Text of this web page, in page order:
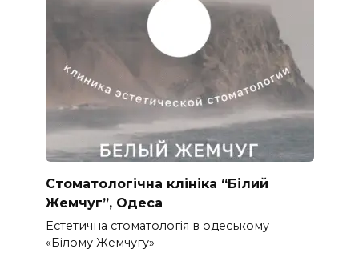
Стоматологічна клініка “Білий
Жемчуг”, Одеса
Естетична стоматологія в одеському
«Білому Жемчугу»